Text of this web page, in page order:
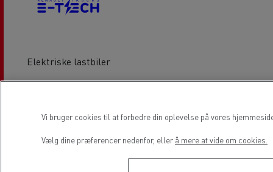
Elektriske lastbiler
Vi bruger cookies til at forbedre din oplevelse på vores
Vælg dine præferencer nedenfor, eller å mere at vide om cookies.